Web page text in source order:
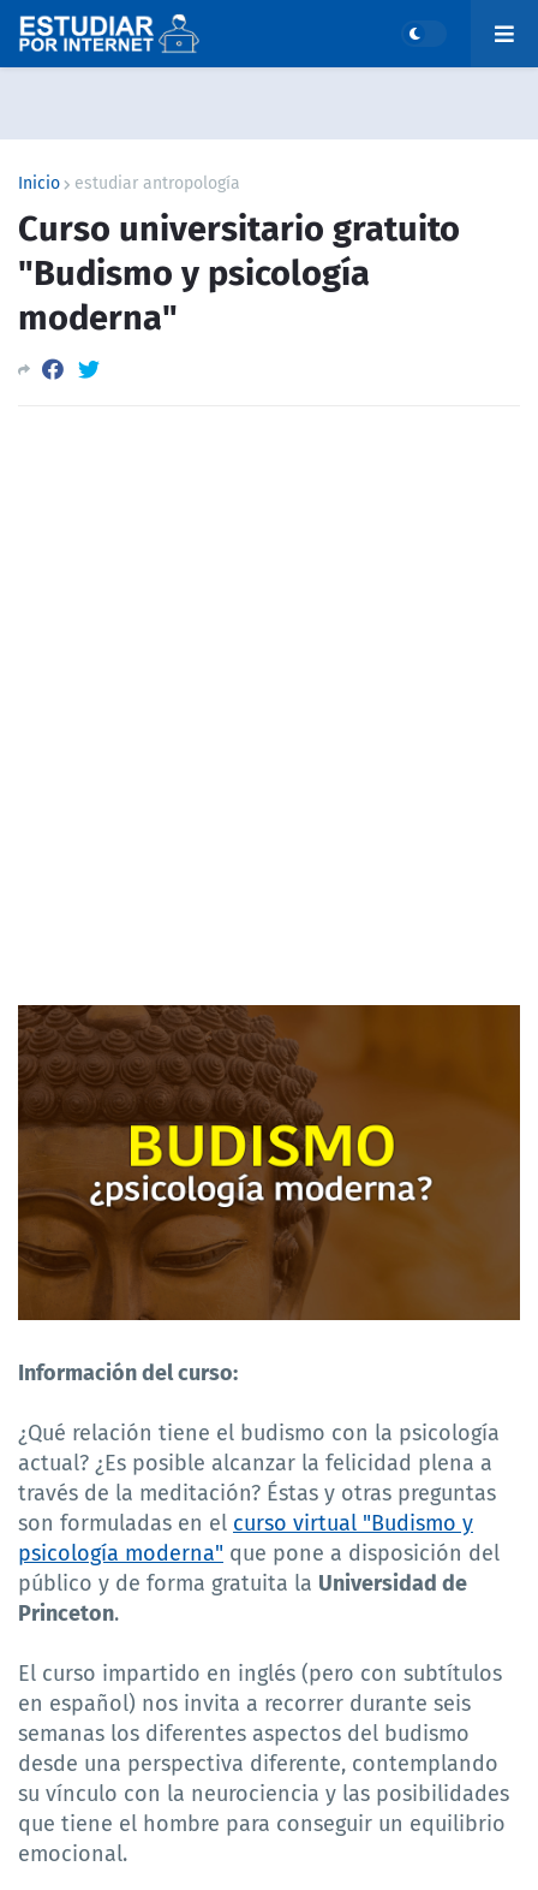
Inicio estudiar antropología
Curso universitario gratuito
"Budismo y psicología
moderna"
Información del curso:
¿Qué relación tiene el budismo con la psicología
actual? ¿Es posible alcanzar la felicidad plena a
través de la meditación? Éstas y otras preguntas
son formuladas en el curso virtual "Budismo y
psicología moderna" que pone a disposición del
público y de forma gratuita la Universidad de
Princeton.
El curso impartido en inglés (pero con subtítulos
en español) nos invita a recorrer durante seis
semanas los diferentes aspectos del budismo
desde una perspectiva diferente, contemplando
su vínculo con la neurociencia y las posibilidades
que tiene el hombre para conseguir un equilibrio
emocional.